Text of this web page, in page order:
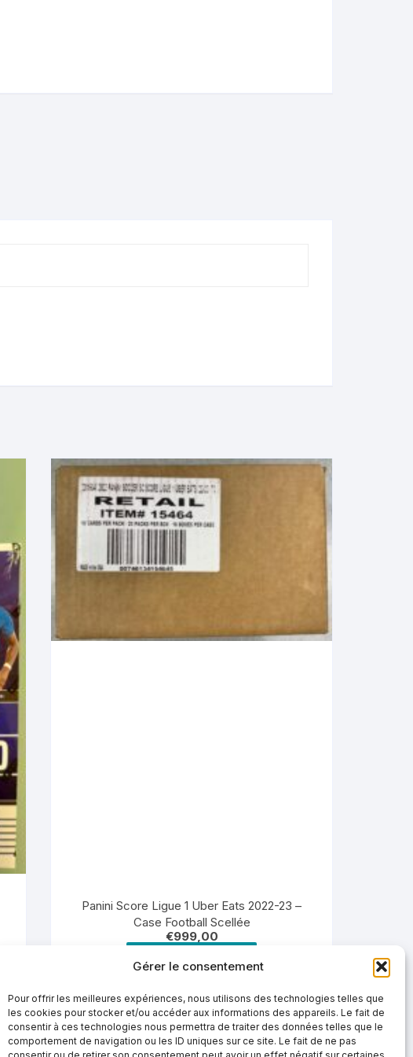
Gérer le consentement
Pour offrir les meilleures expériences, nous utilisons des technologies telles que
les cookies pour stocker et/ou accéder aux informations des appareils. Le fait de
consentir à ces technologies nous permettra de traiter des données telles que le
comportement de navigation ou les ID uniques sur ce site. Le fait de ne pas
Panini Score Ligue 1 Uber Eats 2022-23 –
Case Football Scellée
€999,00
AJOUTER AU PANIER